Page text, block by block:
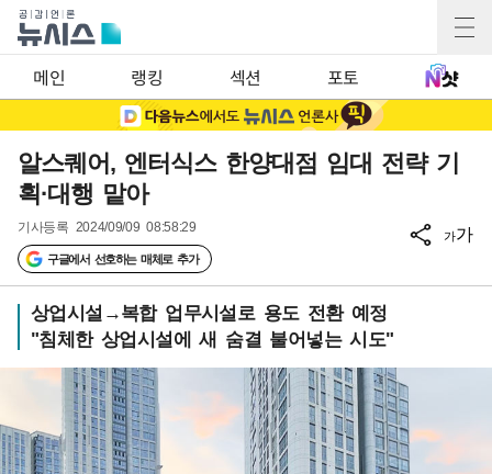
메인 랭킹 섹션 포토
알스퀘어, 엔터식스 한양대점 임대 전략 기
획·대행 맡아
기사등록 2024/09/09 08:58:29
구글에서 선호하는 매체로 추가
가가
상업시설→복합 업무시설로 용도 전환 예정
"침체한 상업시설에 새 숨결 불어넣는 시도"